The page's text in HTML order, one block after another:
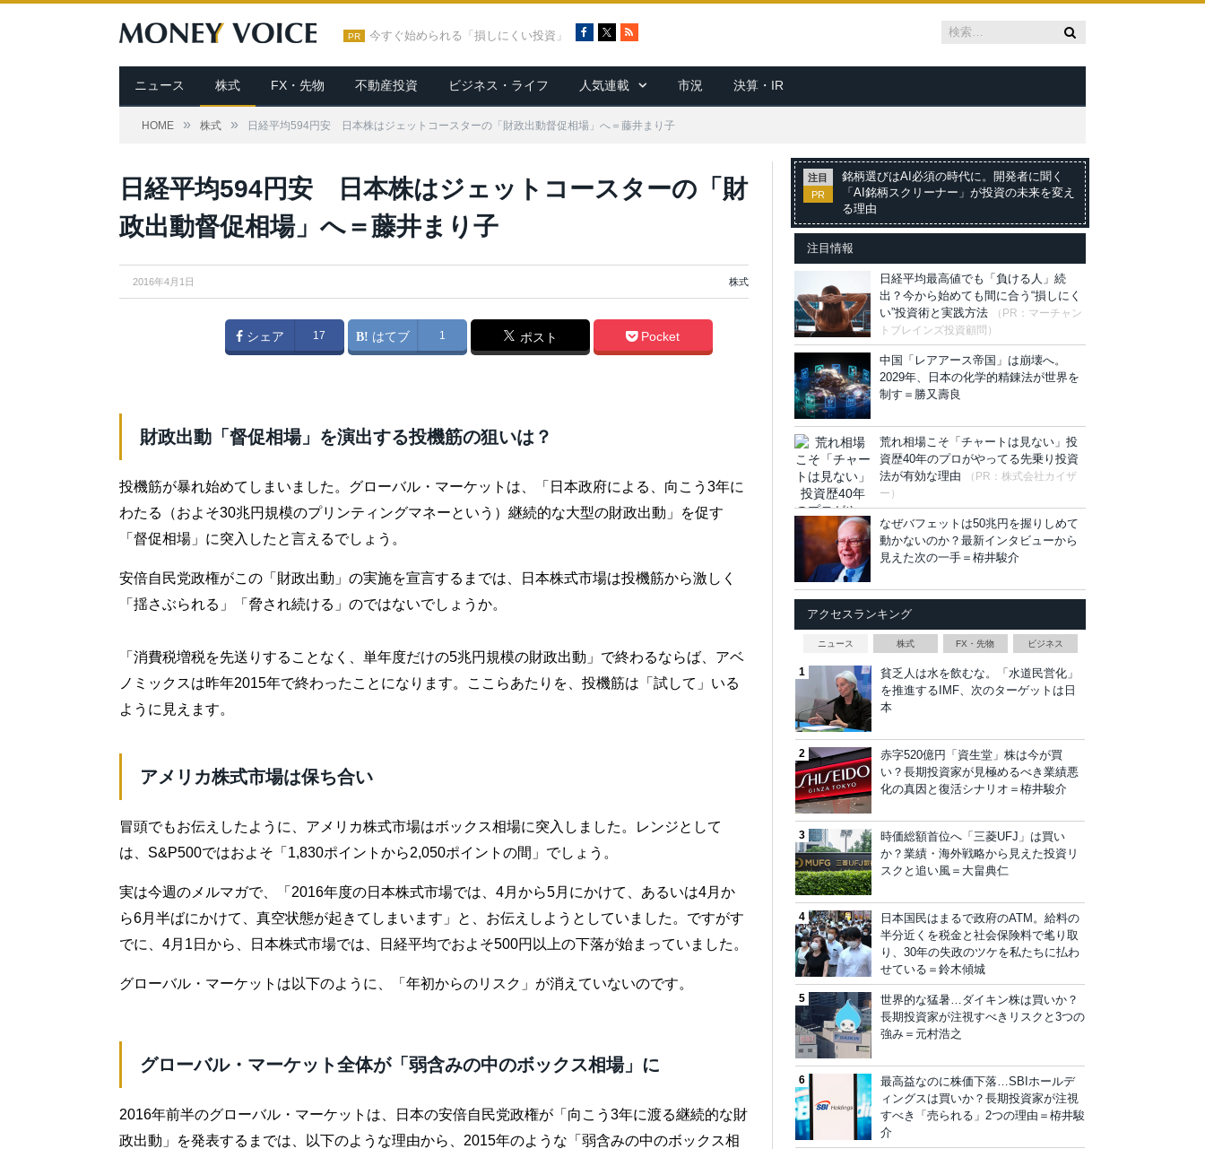
PR 今すぐ始められる「損しにくい投資」
c
e
b
o
R
S
ニュース 株式 FX・先物 不動産投資 ビジネス・ライフ 人気連載 市況 決算・IR
HOME » 株式 » 日経平均594円安 日本株はジェットコースターの「財政出動督促相場」へ＝藤井まり子
日経平均594円安 日本株はジェットコースターの「財
政出動督促相場」へ＝藤井まり子
2016年4月1日 株式
シェア 17 はてブ 1 ポスト Pocket
財政出動「督促相場」を演出する投機筋の狙いは？
投機筋が暴れ始めてしまいました。グローバル・マーケットは、「日本政府による、向こう3年に
わたる（およそ30兆円規模のプリンティングマネーという）継続的な大型の財政出動」を促す
「督促相場」に突入したと言えるでしょう。
安倍自民党政権がこの「財政出動」の実施を宣言するまでは、日本株式市場は投機筋から激しく
「揺さぶられる」「脅され続ける」のではないでしょうか。
「消費税増税を先送りすることなく、単年度だけの5兆円規模の財政出動」で終わるならば、アベ
ノミックスは昨年2015年で終わったことになります。ここらあたりを、投機筋は「試して」いる
ように見えます。
アメリカ株式市場は保ち合い
冒頭でもお伝えしたように、アメリカ株式市場はボックス相場に突入しました。レンジとして
は、S&P500ではおよそ「1,830ポイントから2,050ポイントの間」でしょう。
実は今週のメルマガで、「2016年度の日本株式市場では、4月から5月にかけて、あるいは4月か
ら6月半ばにかけて、真空状態が起きてしまいます」と、お伝えしようとしていました。ですがす
でに、4月1日から、日本株式市場では、日経平均でおよそ500円以上の下落が始まっていました。
グローバル・マーケットは以下のように、「年初からのリスク」が消えていないのです。
グローバル・マーケット全体が「弱含みの中のボックス相場」に
2016年前半のグローバル・マーケットは、日本の安倍自民党政権が「向こう3年に渡る継続的な財
政出動」を発表するまでは、以下のような理由から、2015年のような「弱含みの中のボックス相
注目
PR
銘柄選びはAI必須の時代に。開発者に聞く
「AI銘柄スクリーナー」が投資の未来を変え
る理由
注目情報
日経平均最高値でも「負ける人」続
出？今から始めても間に合う“損しにく
い”投資術と実践方法
（PR：マーチャン
トブレインズ投資顧問）
中国「レアアース帝国」は崩壊へ。
2029年、日本の化学的精錬法が世界を
制す＝勝又壽良
荒れ相場こそ「チャートは見ない」投
資歴40年のプロがやってる先乗り投資
法が有効な理由
（PR：株式会社カイザ
ー）
なぜバフェットは50兆円を握りしめて
動かないのか？最新インタビューから
見えた次の一手＝栫井駿介
アクセスランキング
ニュース 株式 FX・先物 ビジネス
貧乏人は水を飲むな。「水道民営化」
を推進するIMF、次のターゲットは日
本
赤字520億円「資生堂」株は今が買
い？長期投資家が見極めるべき業績悪
化の真因と復活シナリオ＝栫井駿介
時価総額首位へ「三菱UFJ」は買い
か？業績・海外戦略から見えた投資リ
スクと追い風＝大畠典仁
日本国民はまるで政府のATM。給料の
半分近くを税金と社会保険料で毟り取
り、30年の失政のツケを私たちに払わ
せている＝鈴木傾城
世界的な猛暑…ダイキン株は買いか？
長期投資家が注視すべきリスクと3つの
強み＝元村浩之
最高益なのに株価下落…SBIホールデ
ィングスは買いか？長期投資家が注視
すべき「売られる」2つの理由＝栫井駿
介